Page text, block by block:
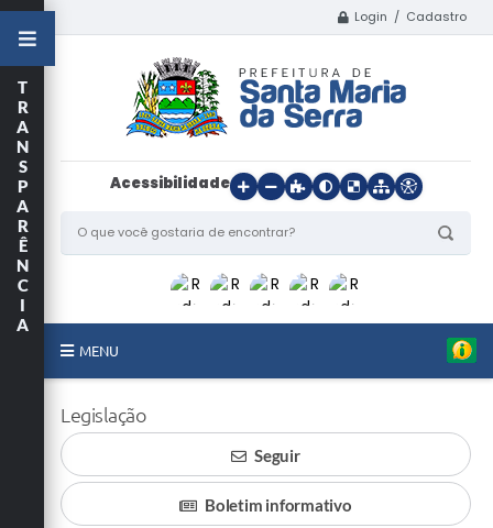
Login / Cadastro
Acessibilidade
MENU
O Município
Departamentos
T
R
A
N
S
P
A
R
Ê
N
C
I
A
Legislação
Seguir
Boletim informativo